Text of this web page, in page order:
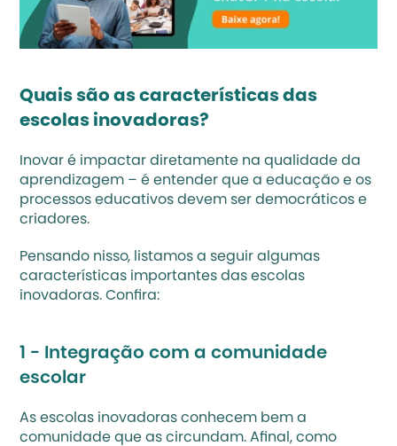
Quais são as características das
escolas inovadoras?
Inovar é impactar diretamente na qualidade da
aprendizagem – é entender que a educação e os
processos educativos devem ser democráticos e
criadores.
Pensando nisso, listamos a seguir algumas
características importantes das escolas
inovadoras. Confira:
1 - Integração com a comunidade
escolar
As escolas inovadoras conhecem bem a
comunidade que as circundam. Afinal, como